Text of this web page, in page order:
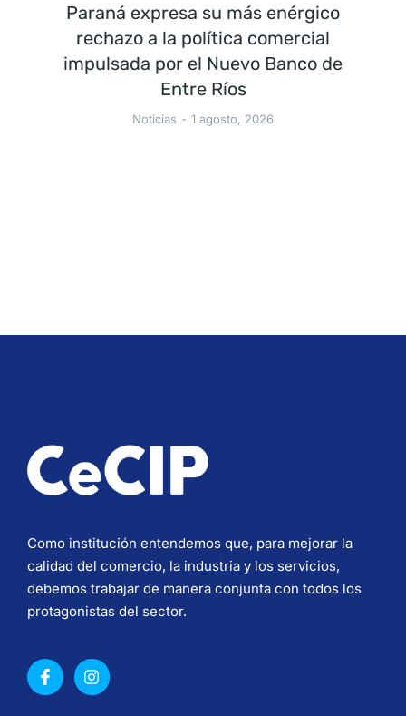
Paraná expresa su más enérgico
rechazo a la política comercial
impulsada por el Nuevo Banco de
Entre Ríos
Noticias 1 agosto, 2026
Como institución entendemos que, para mejorar la
calidad del comercio, la industria y los servicios,
debemos trabajar de manera conjunta con todos los
protagonistas del sector.